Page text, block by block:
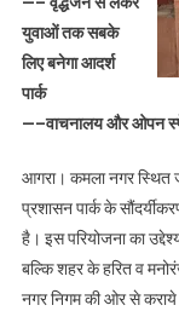
युवाओं तक सबके
लिए बनेगा आदर्श
पार्क
—–वाचनालय और ओपन
आगरा। कमला नगर स्थित
प्रशासन पार्क के
है। इस परियोजना का
बल्कि शहर के हरित व
नगर निगम की ओर से कराये